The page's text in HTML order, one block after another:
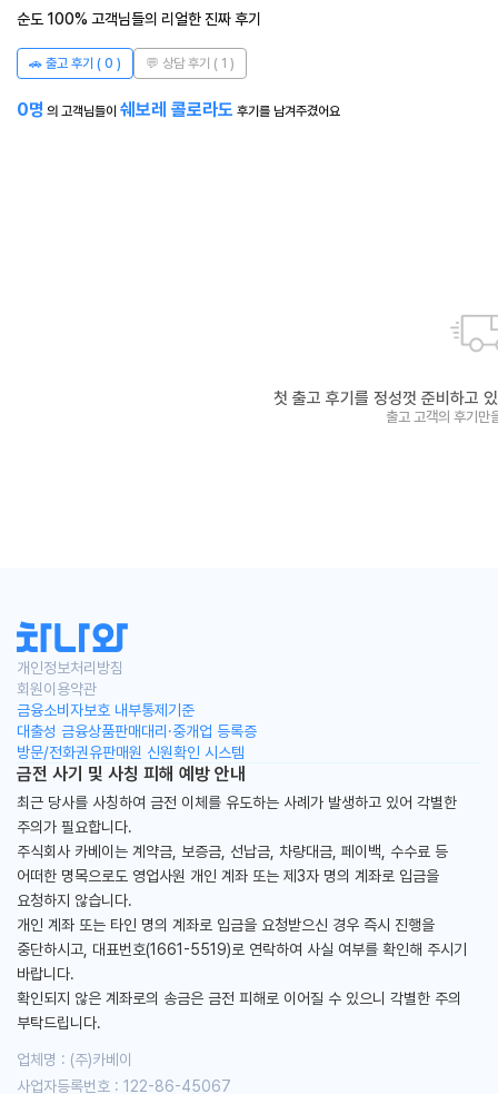
한 번의 상담으로
30여개 제휴사 실시간 비교 견적!
공식 제휴사를 통해
국산차/수입차 전차종
물량확보! 7일 이내 즉시출고!
차나와는 '즉시출고 실시간 조회'서비스를 통해
7일내 출고보장!
순도 100% 고객님들의 리얼한 진짜 후기
🚗 출고 후기 ( 0 ) 💬 상담 후기 ( 1 )
0명 의 고객님들이 쉐보레 콜로라도 후기를 남겨주겼어요
첫 출고 후기를 정성껏 준비하고
출고 고객의 후기만
개인정보처리방침
회원이용약관
금융소비자보호 내부통제기준
대출성 금융상품판매대리·중개업 등록증
방문/전화권유판매원 신원확인 시스템
금전 사기 및 사칭 피해 예방 안내
최근 당사를 사칭하여 금전 이체를 유도하는 사례가 발생하고 있어 각별한
주의가 필요합니다.
주식회사 카베이는 계약금, 보증금, 선납금, 차량대금, 페이백, 수수료 등
어떠한 명목으로도 영업사원 개인 계좌 또는 제3자 명의 계좌로 입금을
요청하지 않습니다.
개인 계좌 또는 타인 명의 계좌로 입금을 요청받으신 경우 즉시 진행을
중단하시고, 대표번호(1661-5519)로 연락하여 사실 여부를 확인해 주시기
바랍니다.
확인되지 않은 계좌로의 송금은 금전 피해로 이어질 수 있으니 각별한 주의
부탁드립니다.
업체명 : (주)카베이
사업자등록번호 : 122-86-45067